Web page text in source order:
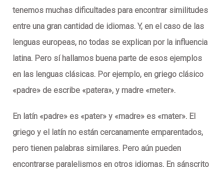
tenemos muchas dificultades para encontrar similitudes
entre una gran cantidad de idiomas. Y, en el caso de las
lenguas europeas, no todas se explican por la influencia
latina. Pero sí hallamos buena parte de esos ejemplos
en las lenguas clásicas. Por ejemplo, en griego clásico
«padre» de escribe «patera», y madre «meter».
En latín «padre» es «pater» y «madre» es «mater». El
griego y el latín no están cercanamente emparentados,
pero tienen palabras similares. Pero aún pueden
encontrarse paralelismos en otros idiomas. En sánscrito